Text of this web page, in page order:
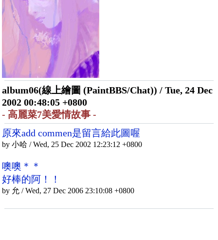
album06(線上繪圖 (PaintBBS/Chat)) / Tue, 24 Dec
2002 00:48:05 +0800
- 高麗菜7美愛情故事 -
原來add commen是留言給此圖喔
by 小哈 / Wed, 25 Dec 2002 12:23:12 +0800
噢噢＊＊
好棒的阿！！
by 允 / Wed, 27 Dec 2006 23:10:08 +0800